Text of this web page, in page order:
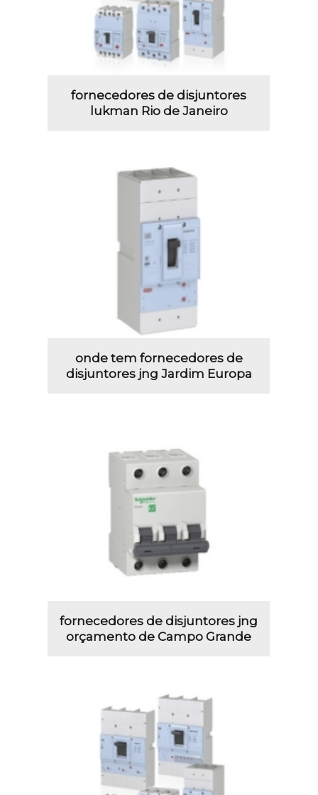
fornecedores de disjuntores
lukman Rio de Janeiro
onde tem fornecedores de
disjuntores jng Jardim Europa
fornecedores de disjuntores jng
orçamento de Campo Grande